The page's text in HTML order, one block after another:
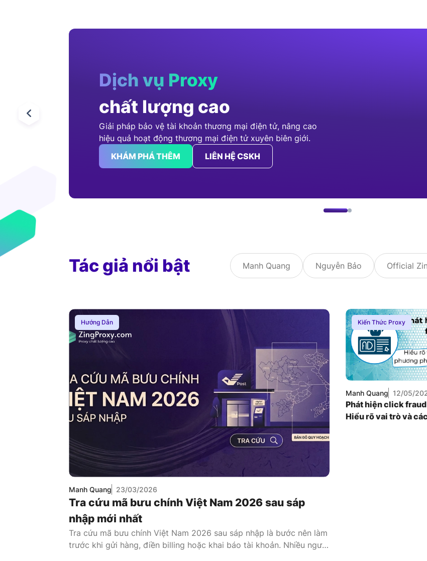
Dịch vụ Proxy
chất lượng cao
Giải pháp bảo vệ tài khoản thương mại điện tử, nâng cao
hiệu quả hoạt động thương mại điện tử xuyên biên giới.
KHÁM PHÁ THÊM
LIÊN HỆ CSKH
Tác giả nổi bật Manh Quang Nguyễn Bảo Official
Hướng Dẫn
Manh Quang 23/03/2026
Tra cứu mã bưu chính Việt Nam 2026 sau sáp
nhập mới nhất
Tra cứu mã bưu chính Việt Nam 2026 sau sáp nhập là bước nên làm
trước khi gửi hàng, điền billing hoặc khai báo tài khoản. Nhiều người
Kiến Thức Proxy
Manh Quang 12/05/
Phát hiện click
Hiểu rõ vai trò và